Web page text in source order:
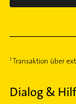
Transaktion über
Dialog &